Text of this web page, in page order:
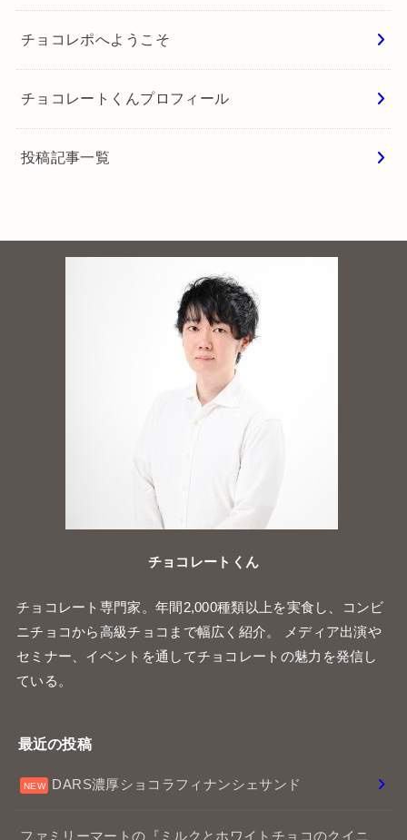
チョコレポへようこそ
チョコレートくんプロフィール
投稿記事一覧
チョコレートくん
チョコレート専門家。年間2,000種類以上を実食し、コンビ
ニチョコから高級チョコまで幅広く紹介。 メディア出演や
セミナー、イベントを通してチョコレートの魅力を発信し
ている。
最近の投稿
DARS濃厚ショコラフィナンシェサンド
ファミリーマートの『ミルクとホワイトチョコのクイニ